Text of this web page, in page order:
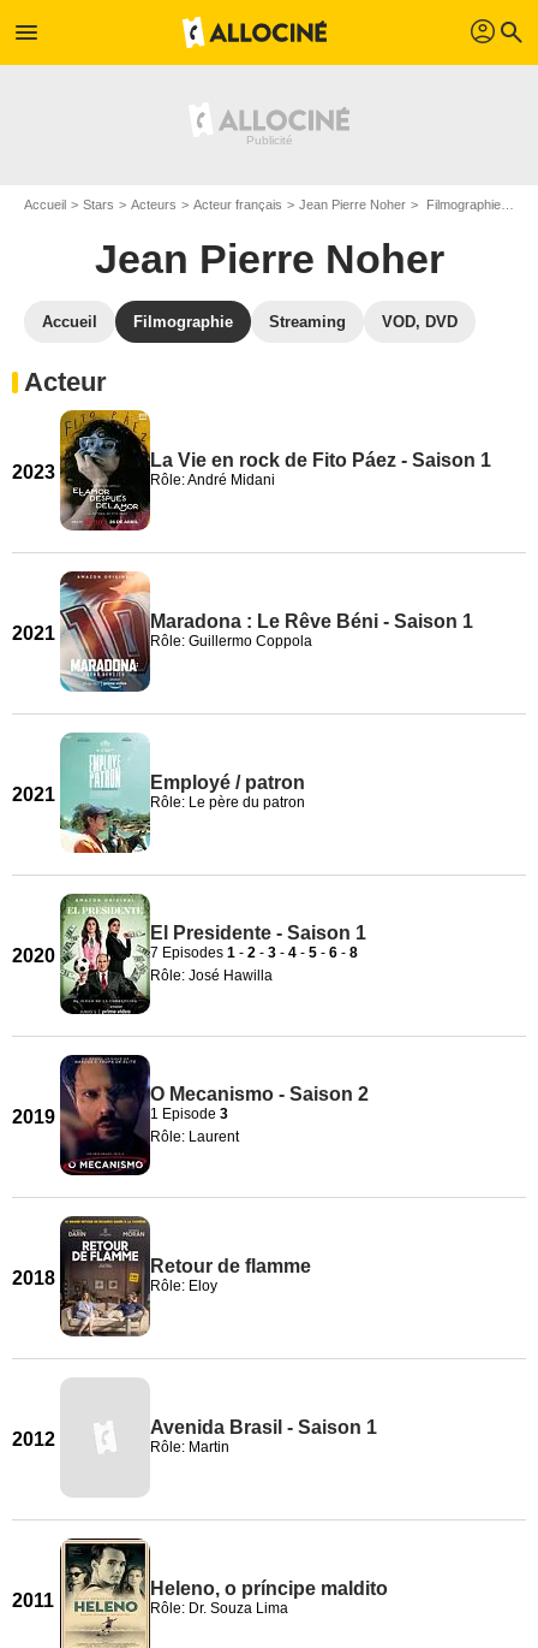
menu profil search
Accueil Stars Acteurs Acteur français Jean Pierre Noher Filmographie Jean Pierre Noher
Jean Pierre Noher
Accueil Filmographie Streaming VOD, DVD
Acteur
2023
La Vie en rock de Fito Páez - Saison 1
Rôle: André Midani
2021
Maradona : Le Rêve Béni - Saison 1
Rôle: Guillermo Coppola
2021
Employé / patron
Rôle: Le père du patron
2020
El Presidente - Saison 1
7 Episodes 1 - 2 - 3 - 4 - 5 - 6 - 8
Rôle: José Hawilla
2019
O Mecanismo - Saison 2
1 Episode 3
Rôle: Laurent
2018
Retour de flamme
Rôle: Eloy
2012
Avenida Brasil - Saison 1
Rôle: Martin
2011
Heleno, o príncipe maldito
Rôle: Dr. Souza Lima